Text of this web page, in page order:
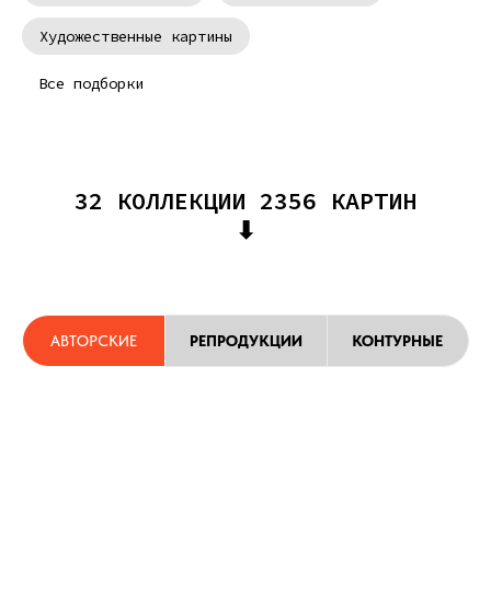
Художественные картины
Красивые картины
Интересные картины
Все подборки
32 КОЛЛЕКЦИИ 2356 КАРТИН
⬇
АВТОРСКИЕ РЕПРОДУКЦИИ КОНТУРНЫЕ